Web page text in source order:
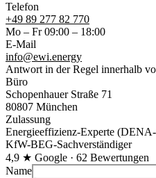
Telefon
+49 89 277 82 770
Mo – Fr 09:00 – 18:00
E-Mail
info@ewi.energy
Antwort in der Regel innerhalb
Büro
Schopenhauer Straße 71
80807 München
Zulassung
Energieeffizienz-Experte
KfW-BEG-Sachverständiger
4,9 ★ Google · 62 Bewertungen
Name